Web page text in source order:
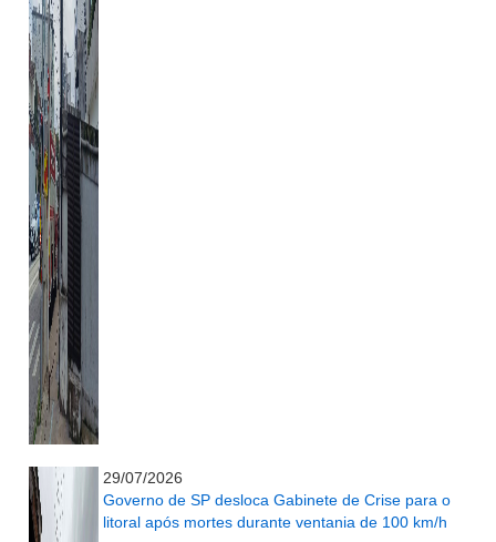
29/07/2026
Governo de SP desloca Gabinete de Crise para o
litoral após mortes durante ventania de 100 km/h